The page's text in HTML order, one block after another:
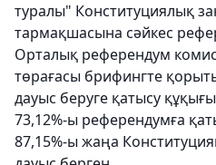
туралы" Конституциялық
тармақшасына сәйкес
Орталық референдум
төрағасы брифингте
дауыс беруге қатысу
73,12%-ы референдумға
87,15%-ы жаңа